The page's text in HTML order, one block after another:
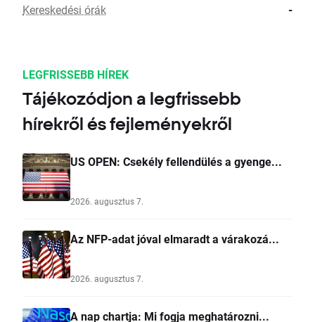
Kereskedési órák -
LEGFRISSEBB HÍREK
Tájékozódjon a legfrissebb
hírekről és fejleményekről
US OPEN: Csekély fellendülés a gyenge...
2026. augusztus 7.
Az NFP-adat jóval elmaradt a várakozá...
2026. augusztus 7.
A nap chartja: Mi fogja meghatározni...